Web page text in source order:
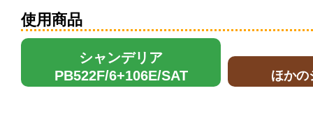
使用商品
シャンデリア
PB522F/6+106E/SAT
ほかの